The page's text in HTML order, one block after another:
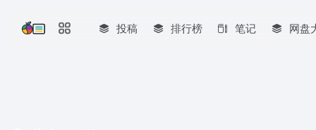
投稿 排行榜 笔记 网盘